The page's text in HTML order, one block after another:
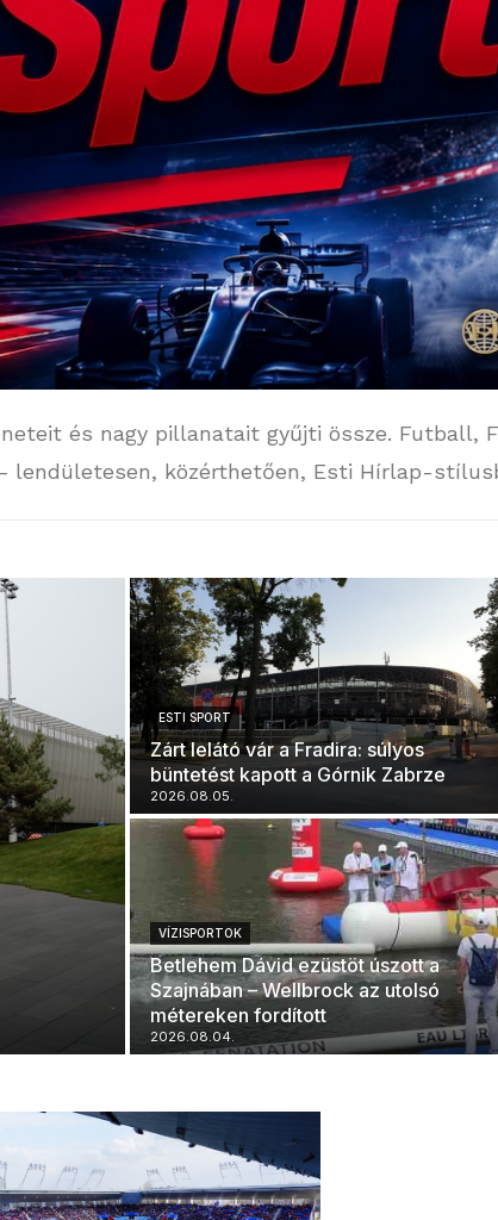
és nagy pillanatait gyűjti össze. Futball,
lendületesen, közérthetően, Esti Hírlap-
ESTI SPORT
Zárt lelátó vár a Fradira: súlyos
büntetést kapott a Górnik Zabrze
2026.08.05.
VÍZISPORTOK
Betlehem Dávid ezüstöt úszott a
Szajnában – Wellbrock az utolsó
métereken fordított
2026.08.04.